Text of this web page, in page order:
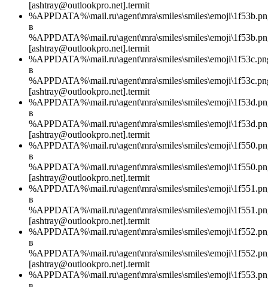
[ashtray@outlookpro.net].termit
в
[ashtray@outlookpro.net].termit
в
[ashtray@outlookpro.net].termit
в
[ashtray@outlookpro.net].termit
в
[ashtray@outlookpro.net].termit
в
[ashtray@outlookpro.net].termit
в
[ashtray@outlookpro.net].termit